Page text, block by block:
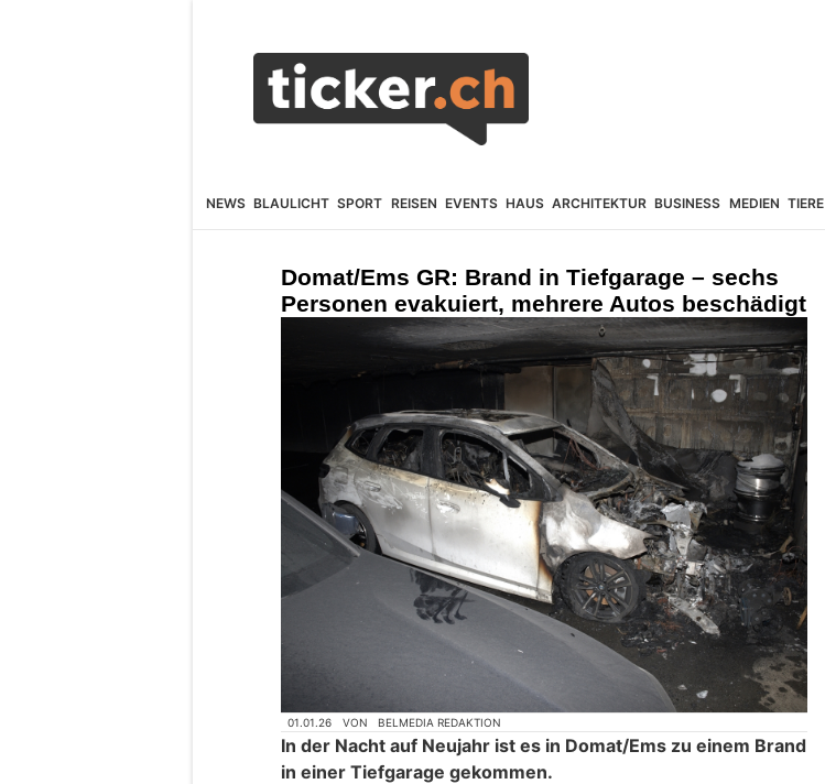
NEWS BLAULICHT SPORT REISEN EVENTS HAUS ARCHITEKTUR BUSINESS MEDIEN TIERE
Domat/Ems GR: Brand in Tiefgarage – sechs
Personen evakuiert, mehrere Autos beschädigt
01.01.26 VON BELMEDIA REDAKTION
In der Nacht auf Neujahr ist es in Domat/Ems zu einem Brand
in einer Tiefgarage gekommen.